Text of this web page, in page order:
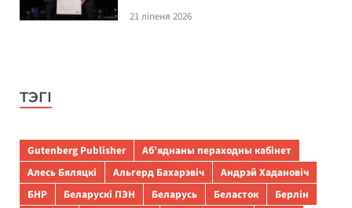
21 ліпеня 2026
ТЭГІ
Gutenberg Publisher
Аб’яднаны пераходны кабінет
Алесь Бяляцкі
Альгерд Бахарэвіч
Андрэй Хадановіч
БНР
Беларускі ПЭН Беларусь Беласток
Берлін